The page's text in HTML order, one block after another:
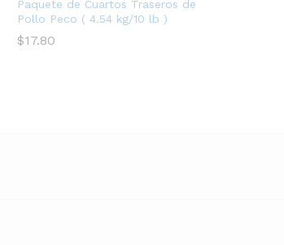
Paquete de Cuartos Traseros de
Pollo Peco ( 4.54 kg/10 lb )
$17.80